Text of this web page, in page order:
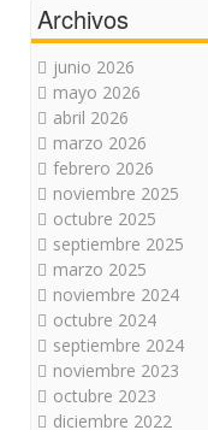
Archivos
junio 2026
mayo 2026
abril 2026
marzo 2026
febrero 2026
noviembre 2025
octubre 2025
septiembre 2025
marzo 2025
noviembre 2024
octubre 2024
septiembre 2024
noviembre 2023
octubre 2023
diciembre 2022